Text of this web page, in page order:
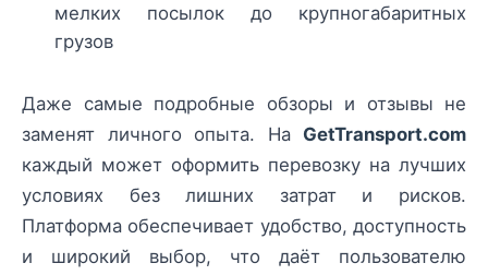
мелких посылок до крупногабаритных
грузов
Даже самые подробные обзоры и отзывы не
заменят личного опыта. На GetTransport.com
каждый может оформить перевозку на лучших
условиях без лишних затрат и рисков.
Платформа обеспечивает удобство, доступность
и широкий выбор, что даёт пользователю